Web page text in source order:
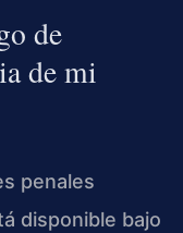
de
de mi
penales
disponible bajo